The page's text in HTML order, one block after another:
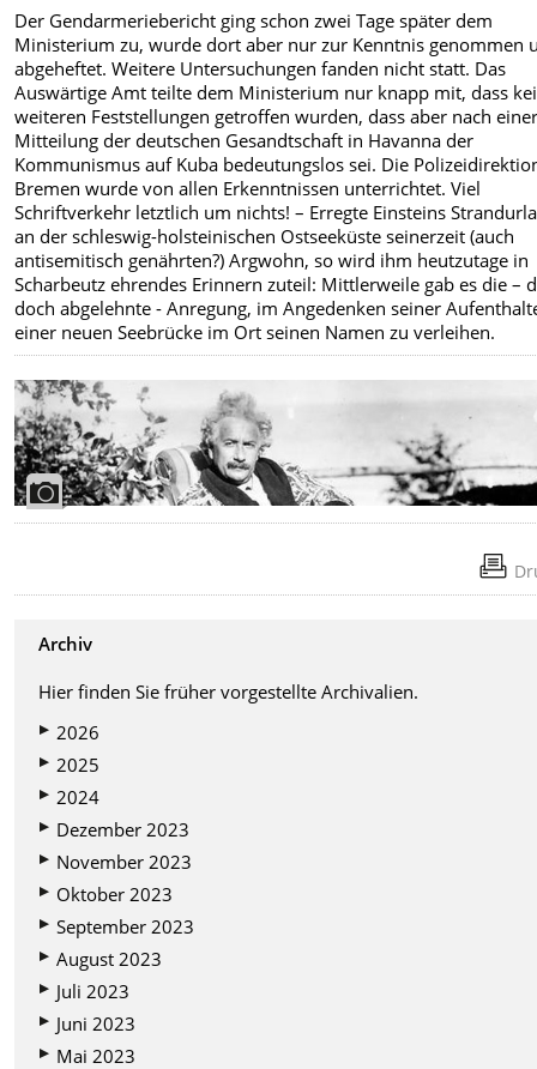
Der Gendarmeriebericht ging schon zwei Tage später dem
Ministerium zu, wurde dort aber nur zur Kenntnis genommen
abgeheftet. Weitere Untersuchungen fanden nicht statt. Das
Auswärtige Amt teilte dem Ministerium nur knapp mit, dass
weiteren Feststellungen getroffen wurden, dass aber nach
Mitteilung der deutschen Gesandtschaft in Havanna der
Kommunismus auf Kuba bedeutungslos sei. Die
Bremen wurde von allen Erkenntnissen unterrichtet. Viel
Schriftverkehr letztlich um nichts! – Erregte Einsteins
an der schleswig-holsteinischen Ostseeküste seinerzeit (auch
antisemitisch genährten?) Argwohn, so wird ihm heutzutage in
Scharbeutz ehrendes Erinnern zuteil: Mittlerweile gab es die –
doch abgelehnte - Anregung, im Angedenken seiner
einer neuen Seebrücke im Ort seinen Namen zu verleihen.
Archiv
Hier finden Sie früher vorgestellte Archivalien.
2026
2025
2024
Dezember 2023
November 2023
Oktober 2023
September 2023
August 2023
Juli 2023
Juni 2023
Mai 2023